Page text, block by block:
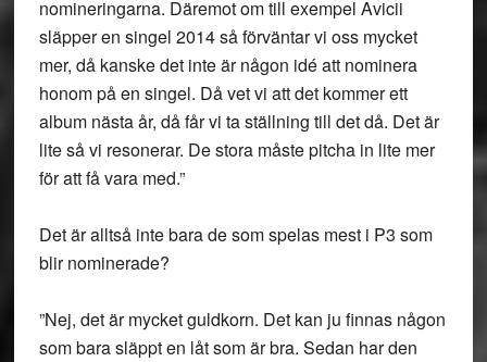
nomineringarna. Däremot om till exempel Avicii
släpper en singel 2014 så förväntar vi oss mycket
mer, då kanske det inte är någon idé att nominera
honom på en singel. Då vet vi att det kommer ett
album nästa år, då får vi ta ställning till det då. Det är
lite så vi resonerar. De stora måste pitcha in lite mer
för att få vara med.”
Det är alltså inte bara de som spelas mest i P3 som
blir nominerade?
”Nej, det är mycket guldkorn. Det kan ju finnas någon
som bara släppt en låt som är bra. Sedan har den